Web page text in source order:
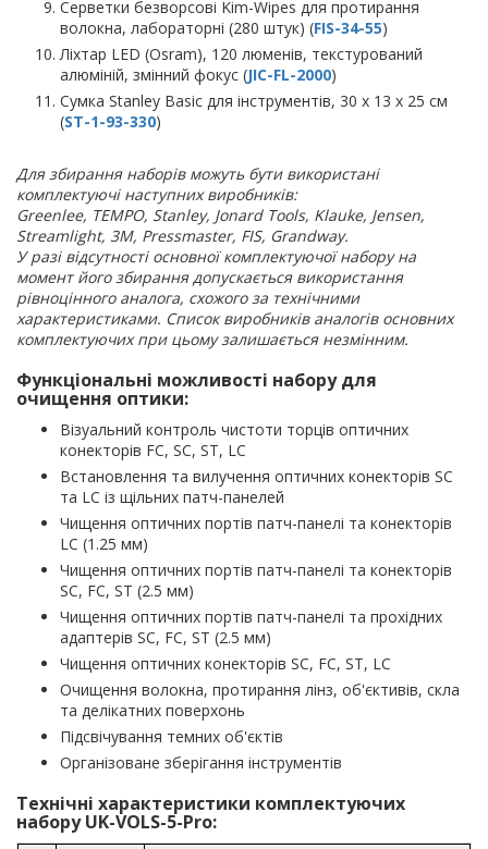
Серветки безворсові Kim-Wipes для протирання
волокна, лабораторні (280 штук) (FIS-34-55)
Ліхтар LED (Osram), 120 люменів, текстурований
алюміній, змінний фокус (JIC-FL-2000)
Сумка Stanley Basic для інструментів, 30 x 13 x 25 см
(ST-1-93-330)
Для збирання наборів можуть бути використані
комплектуючі наступних виробників:
Greenlee, TEMPO, Stanley, Jonard Tools, Klauke, Jensen,
Streamlight, 3М, Pressmaster, FIS, Grandway.
У разі відсутності основної комплектуючої набору на
момент його збирання допускається використання
рівноцінного аналога, схожого за технічними
характеристиками. Список виробників аналогів основних
комплектуючих при цьому залишається незмінним.
Функціональні можливості набору для
очищення оптики:
Візуальний контроль чистоти торців оптичних
конекторів FC, SC, ST, LC
Встановлення та вилучення оптичних конекторів SC
та LC із щільних патч-панелей
Чищення оптичних портів патч-панелі та конекторів
LC (1.25 мм)
Чищення оптичних портів патч-панелі та конекторів
SC, FC, ST (2.5 мм)
Чищення оптичних портів патч-панелі та прохідних
адаптерів SC, FC, ST (2.5 мм)
Чищення оптичних конекторів SC, FC, ST, LC
Очищення волокна, протирання лінз, об'єктивів, скла
та делікатних поверхонь
Підсвічування темних об'єктів
Організоване зберігання інструментів
Технічні характеристики комплектуючих
набору UK-VOLS-5-Pro: